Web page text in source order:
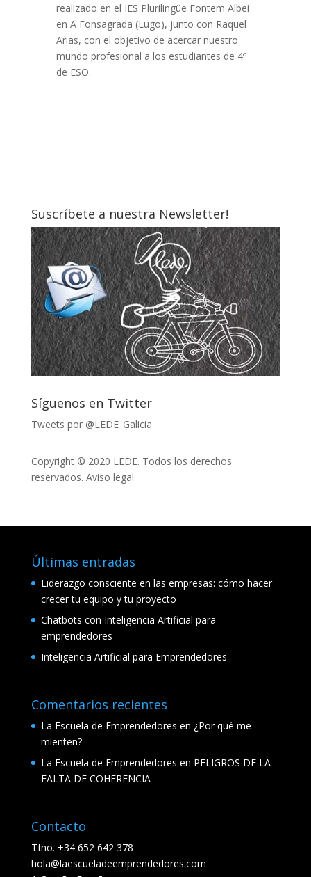
realizado en el IES Plurilingüe Fontem Albei
en A Fonsagrada (Lugo), junto con Raquel
Arias, con el objetivo de acercar nuestro
mundo profesional a los estudiantes de 4º
de ESO.
Suscríbete a nuestra Newsletter!
Síguenos en Twitter
Tweets por @LEDE_Galicia
Copyright © 2020 LEDE. Todos los derechos
reservados. Aviso legal
Últimas entradas
Liderazgo consciente en las empresas: cómo hacer
crecer tu equipo y tu proyecto
Chatbots con Inteligencia Artificial para
emprendedores
Inteligencia Artificial para Emprendedores
Comentarios recientes
La Escuela de Emprendedores en ¿Por qué me
mienten?
La Escuela de Emprendedores en PELIGROS DE LA
FALTA DE COHERENCIA
Contacto
Tfno. +34 652 642 378
hola@laescueladeemprendedores.com